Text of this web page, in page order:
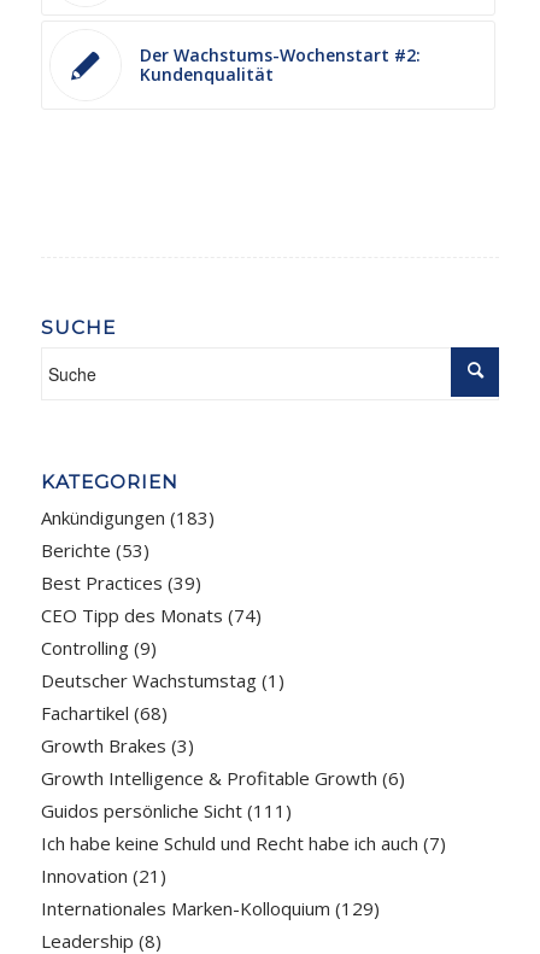
Der Wachstums-Wochenstart #2:
Kundenqualität
SUCHE
KATEGORIEN
Ankündigungen (183)
Berichte (53)
Best Practices (39)
CEO Tipp des Monats (74)
Controlling(9)
Deutscher Wachstumstag(1)
Fachartikel (68)
Growth Brakes (3)
Growth Intelligence & Profitable Growth (6)
Guidos persönliche Sicht(111)
Ich habe keine Schuld und Recht habe ich auch (7)
Innovation (21)
Internationales Marken-Kolloquium (129)
Leadership (8)